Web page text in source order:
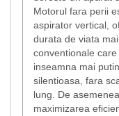
Motorul fara perii
aspirator vertical,
durata de viata
conventionale
inseamna mai
silentioasa, fara
lung. De
maximizarea